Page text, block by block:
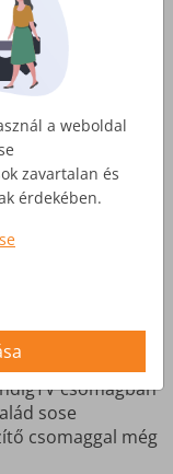
kényelmes
(pl. Netflix,
is.
M vagy a
TV és
csomagban
sose
csomaggal még
a weboldal
zavartalan és
érdekében.